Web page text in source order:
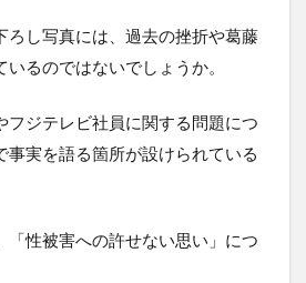
ろし写真には、過去の挫折や葛藤
るのではないでしょうか。
フジテレビ社員に関する問題につ
事実を語る箇所が設けられている
「性被害への許せない思い」につ